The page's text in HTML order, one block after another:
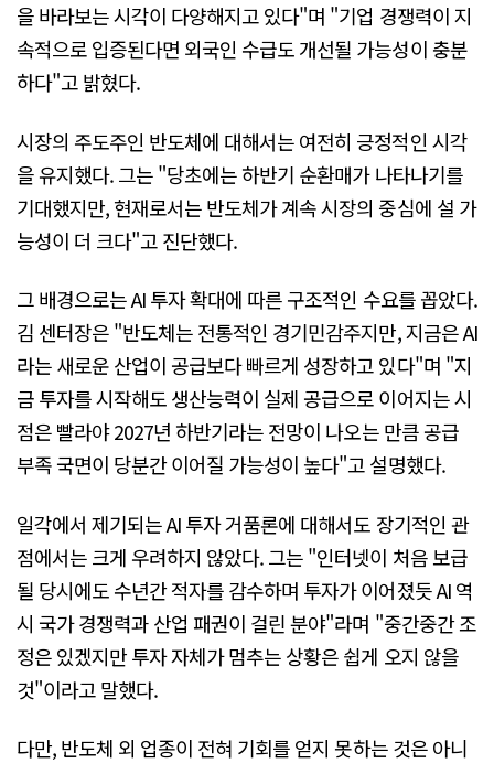
을 바라보는 시각이 다양해지고 있다"며 "기업 경쟁력이 지
속적으로 입증된다면 외국인 수급도 개선될 가능성이 충분
하다"고 밝혔다.
시장의 주도주인 반도체에 대해서는 여전히 긍정적인 시각
을 유지했다. 그는 "당초에는 하반기 순환매가 나타나기를
기대했지만, 현재로서는 반도체가 계속 시장의 중심에 설 가
능성이 더 크다"고 진단했다.
그 배경으로는 AI 투자 확대에 따른 구조적인 수요를 꼽았다.
김 센터장은 "반도체는 전통적인 경기민감주지만, 지금은 AI
라는 새로운 산업이 공급보다 빠르게 성장하고 있다"며 "지
금 투자를 시작해도 생산능력이 실제 공급으로 이어지는 시
점은 빨라야 2027년 하반기라는 전망이 나오는 만큼 공급
부족 국면이 당분간 이어질 가능성이 높다"고 설명했다.
일각에서 제기되는 AI 투자 거품론에 대해서도 장기적인 관
점에서는 크게 우려하지 않았다. 그는 "인터넷이 처음 보급
될 당시에도 수년간 적자를 감수하며 투자가 이어졌듯 AI 역
시 국가 경쟁력과 산업 패권이 걸린 분야"라며 "중간중간 조
정은 있겠지만 투자 자체가 멈추는 상황은 쉽게 오지 않을
것"이라고 말했다.
다만, 반도체 외 업종이 전혀 기회를 얻지 못하는 것은 아니